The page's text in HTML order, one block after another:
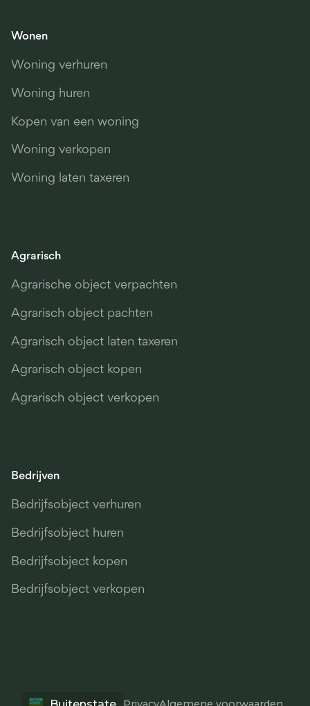
Wonen
Woning verhuren
Woning huren
Kopen van een woning
Woning verkopen
Woning laten taxeren
Agrarisch
Agrarische object verpachten
Agrarisch object pachten
Agrarisch object laten taxeren
Agrarisch object kopen
Agrarisch object verkopen
Bedrijven
Bedrijfsobject verhuren
Bedrijfsobject huren
Bedrijfsobject kopen
Bedrijfsobject verkopen